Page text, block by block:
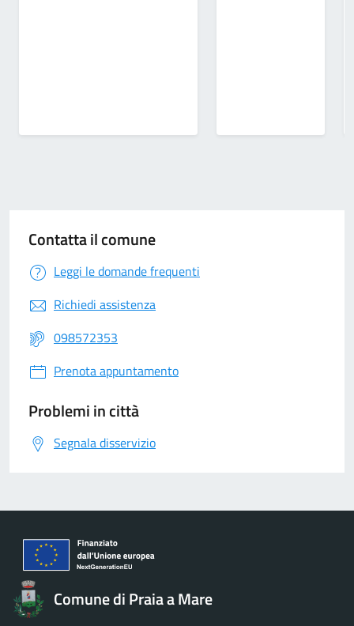
Contatta il comune
Leggi le domande frequenti
Richiedi assistenza
098572353
Prenota appuntamento
Problemi in città
Segnala disservizio
Comune di Praia a Mare